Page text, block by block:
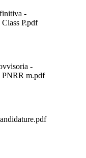
-
P.pdf
-
m.pdf